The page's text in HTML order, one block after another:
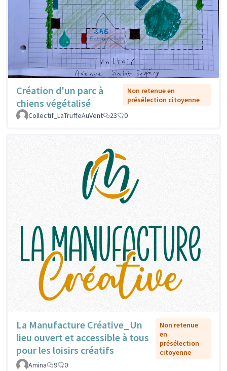
Création d'un parc à
chiens végétalisé
Non retenue en
présélection citoyenne
Collectif_LaTruffeAuVent
23 0
La Manufacture Créative_Un
lieu ouvert et accessible à tous
pour les loisirs créatifs
Non retenue
en
présélection
citoyenne
Amina
9 0